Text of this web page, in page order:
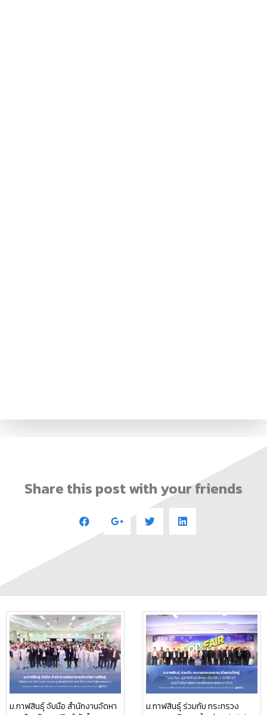
Share this post with your friends
ม.กาฬสินธุ์ จับมือ สำนักงานจัดหา
ม.กาฬสินธุ์ ร่วมกับ กระทรวง